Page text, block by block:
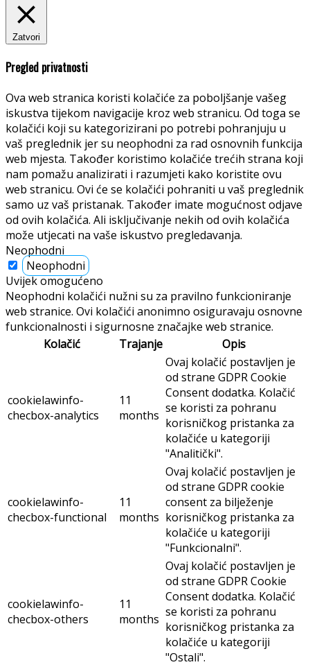
Zatvori
Pregled privatnosti
Ova web stranica koristi kolačiće za poboljšanje vašeg
iskustva tijekom navigacije kroz web stranicu. Od toga se
kolačići koji su kategorizirani po potrebi pohranjuju u
vaš preglednik jer su neophodni za rad osnovnih funkcija
web mjesta. Također koristimo kolačiće trećih strana koji
nam pomažu analizirati i razumjeti kako koristite ovu
web stranicu. Ovi će se kolačići pohraniti u vaš preglednik
samo uz vaš pristanak. Također imate mogućnost odjave
od ovih kolačića. Ali isključivanje nekih od ovih kolačića
može utjecati na vaše iskustvo pregledavanja.
Neophodni
Neophodni
Uvijek omogućeno
Neophodni kolačići nužni su za pravilno funkcioniranje
web stranice. Ovi kolačići anonimno osiguravaju osnovne
funkcionalnosti i sigurnosne značajke web stranice.
Kolačić
Trajanje Opis
cookielawinfo-
checbox-analytics
11
months
Ovaj kolačić postavljen je
od strane GDPR Cookie
Consent dodatka. Kolačić
se koristi za pohranu
korisničkog pristanka za
kolačiće u kategoriji
"Analitički".
cookielawinfo-
checbox-functional
11
months
Ovaj kolačić postavljen je
od strane GDPR cookie
consent za bilježenje
korisničkog pristanka za
kolačiće u kategoriji
"Funkcionalni".
cookielawinfo-
checbox-others
11
months
Ovaj kolačić postavljen je
od strane GDPR Cookie
Consent dodatka. Kolačić
se koristi za pohranu
korisničkog pristanka za
kolačiće u kategoriji
"Ostali".